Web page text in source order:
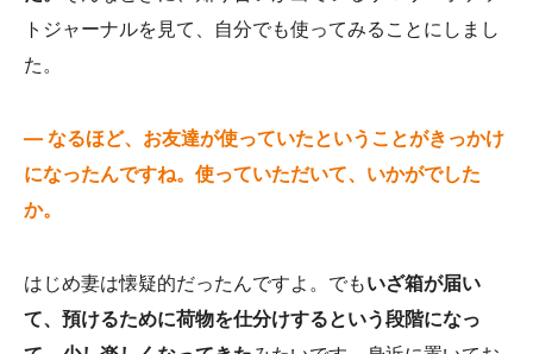
トジャーナルを見て、自分でも使ってみることにしまし
た。
— なるほど、お友達が使っていたということがきっかけ
になったんですね。使っていただいて、いかがでした
か。
はじめ妻は懐疑的だったんですよ。でもいざ箱が届い
て、預けるために荷物を仕分けするという段階になっ